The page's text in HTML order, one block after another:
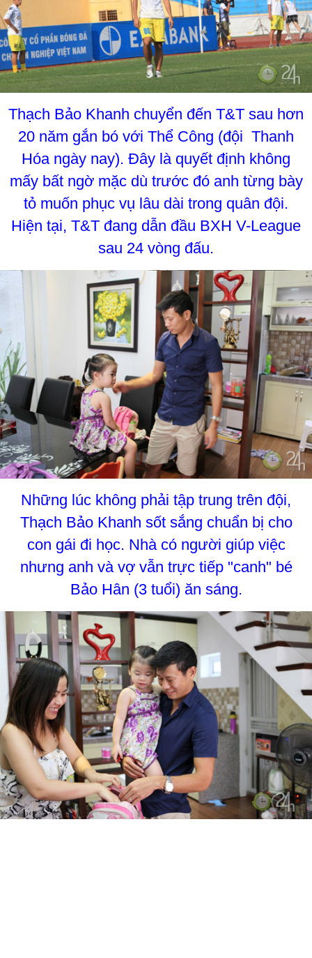
Thạch Bảo Khanh chuyển đến T&T sau hơn
20 năm gắn bó với Thể Công (đội Thanh
Hóa ngày nay). Đây là quyết định không
mấy bất ngờ mặc dù trước đó anh từng bày
tỏ muốn phục vụ lâu dài trong quân đội.
Hiện tại, T&T đang dẫn đầu BXH V-League
sau 24 vòng đấu.
Những lúc không phải tập trung trên đội,
Thạch Bảo Khanh sốt sắng chuẩn bị cho
con gái đi học. Nhà có người giúp việc
nhưng anh và vợ vẫn trực tiếp "canh" bé
Bảo Hân (3 tuổi) ăn sáng.